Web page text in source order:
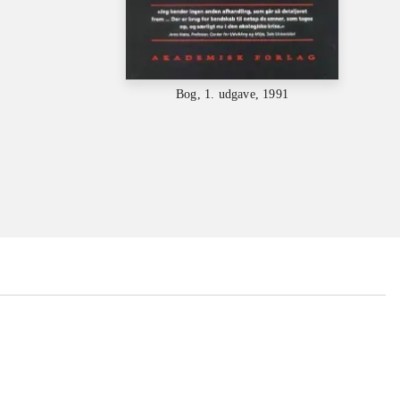
Bog, 1. udgave, 1991